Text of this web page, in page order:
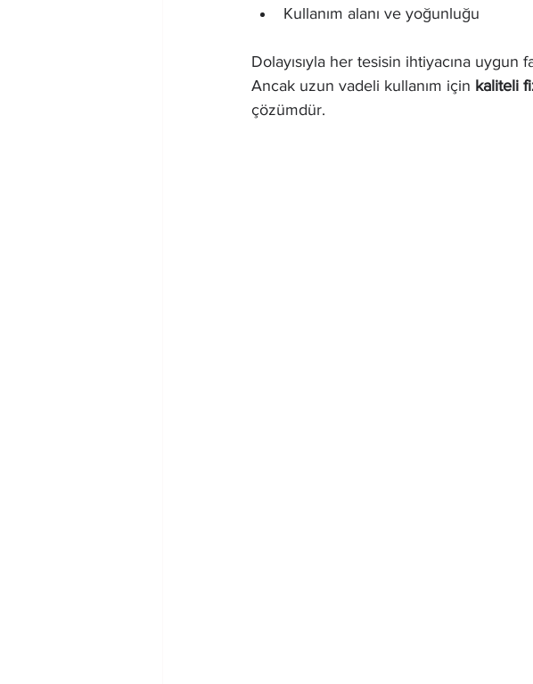
Kullanım alanı ve yoğunluğu
Dolayısıyla her tesisin ihtiyacına uygun
Ancak uzun vadeli kullanım için kaliteli
çözümdür.